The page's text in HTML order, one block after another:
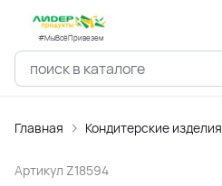
#МыВсёПривезем
Главная Кондитерские изделия
Артикул Z18594